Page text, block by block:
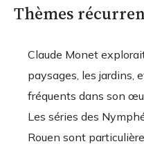
Thèmes
Claude Monet
paysages, les jardins,
fréquents dans son
Les séries des
Rouen sont